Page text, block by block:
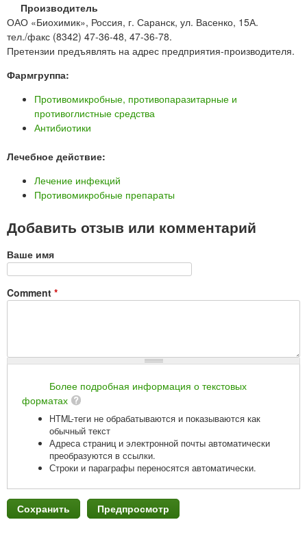
Производитель
ОАО «Биохимик», Россия, г. Саранск, ул. Васенко, 15А.
тел./факс (8342) 47-36-48, 47-36-78.
Претензии предъявлять на адрес предприятия-производителя.
Фармгруппа:
Противомикробные, противопаразитарные и
противоглистные средства
Антибиотики
Лечебное действие:
Лечение инфекций
Противомикробные препараты
Добавить отзыв или комментарий
Ваше имя
Comment *
Более подробная информация о текстовых
форматах
HTML-теги не обрабатываются и показываются как
обычный текст
Адреса страниц и электронной почты автоматически
преобразуются в ссылки.
Строки и параграфы переносятся автоматически.